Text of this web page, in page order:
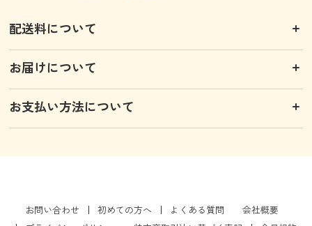
配送料について
お届けについて
お支払い方法について
お問い合わせ 初めての方へ よくある質問
会社概要